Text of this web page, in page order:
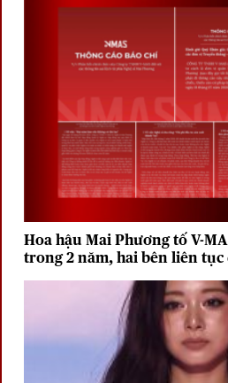
Hoa hậu Mai Phương tố V-
trong 2 năm, hai bên liên
trái chiều